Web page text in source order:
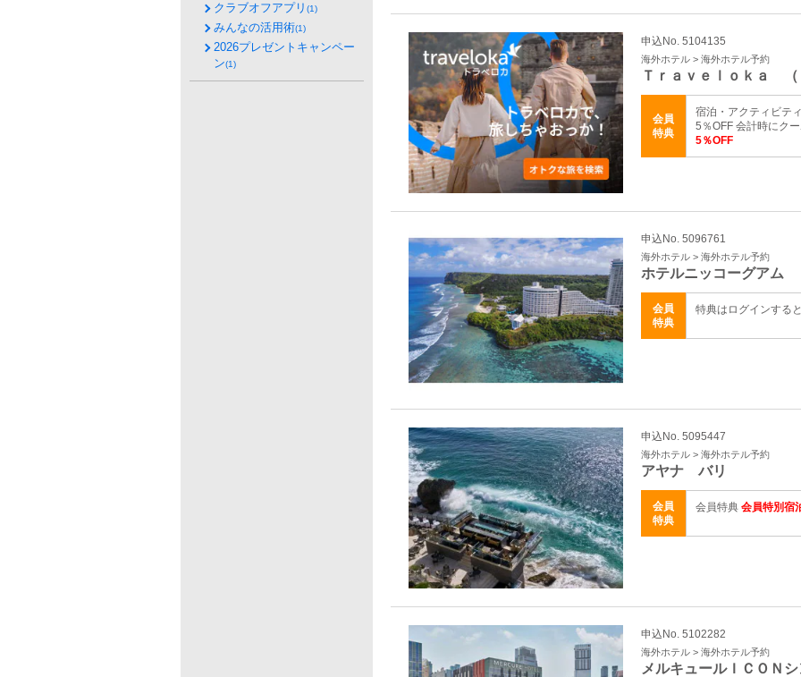
申込No. 5104135
海外ホテル > 海外ホテル予約
Ｔｒａｖｅｌｏｋａ （
会員
特典
宿泊・アクティビテ
5％OFF 会計時にク
5％OFF
申込No. 5096761
海外ホテル > 海外ホテル予約
ホテルニッコーグアム
会員
特典
特典はログインする
申込No. 5095447
海外ホテル > 海外ホテル予約
アヤナ バリ
会員
特典
会員特典 会員特別宿
申込No. 5102282
海外ホテル > 海外ホテル予約
メルキュールＩＣＯＮ
クラブオフアプリ (1)
みんなの活用術(1)
2026プレゼントキャンペー
ン(1)